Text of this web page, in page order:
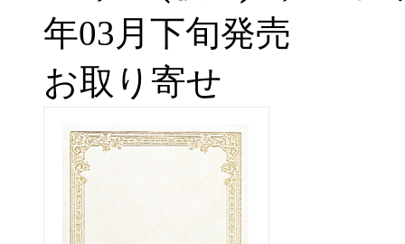
年03月下旬発売
お取り寄せ